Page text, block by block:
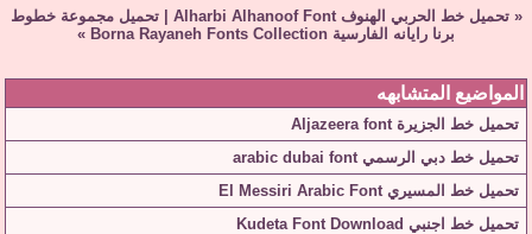
« تحميل خط الحربي الهنوف Alharbi Alhanoof Font |تحميل مجموعة خطوط
برنا رايانه الفارسية Borna Rayaneh Fonts Collection
»
المواضيع المتشابهه
تحميل خط الجزيرة Aljazeera font
تحميل خط دبي الرسمي arabic dubai font
تحميل خط المسيري El Messiri Arabic Font
تحميل خط اجنبي Kudeta Font Download